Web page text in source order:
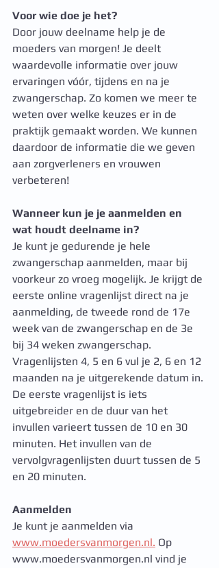
Voor wie doe je het?
Door jouw deelname help je de
moeders van morgen! Je deelt
waardevolle informatie over jouw
ervaringen vóór, tijdens en na je
zwangerschap. Zo komen we meer te
weten over welke keuzes er in de
praktijk gemaakt worden. We kunnen
daardoor de informatie die we geven
aan zorgverleners en vrouwen
verbeteren!
Wanneer kun je je aanmelden en
wat houdt deelname in?
Je kunt je gedurende je hele
zwangerschap aanmelden, maar bij
voorkeur zo vroeg mogelijk. Je krijgt de
eerste online vragenlijst direct na je
aanmelding, de tweede rond de 17e
week van de zwangerschap en de 3e
bij 34 weken zwangerschap.
Vragenlijsten 4, 5 en 6 vul je 2, 6 en 12
maanden na je uitgerekende datum in.
De eerste vragenlijst is iets
uitgebreider en de duur van het
invullen varieert tussen de 10 en 30
minuten. Het invullen van de
vervolgvragenlijsten duurt tussen de 5
en 20 minuten.
Aanmelden
Je kunt je aanmelden via
www.moedersvanmorgen.nl. Op
www.moedersvanmorgen.nl vind je